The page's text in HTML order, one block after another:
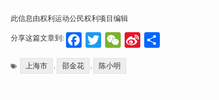
此信息由权利运动公民权利项目编辑
分享这篇文章到: Facebook
Twitter
WeChat
Sina分
上海市 , 邵金花 , 陈小明